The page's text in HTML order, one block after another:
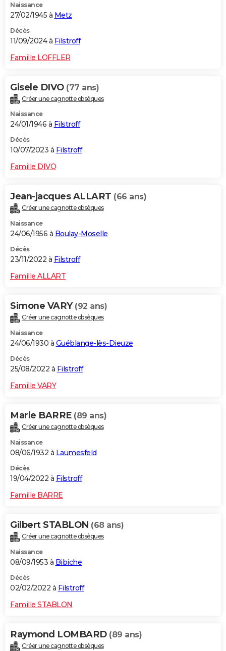
Naissance
27/02/1945 à Metz
Décès
11/09/2024 à Filstroff
Famille LOFFLER
Gisele DIVO (77 ans)
Créer une cagnotte obsèques
Naissance
24/01/1946 à Filstroff
Décès
10/07/2023 à Filstroff
Famille DIVO
Jean-jacques ALLART (66 ans)
Créer une cagnotte obsèques
Naissance
24/06/1956 à Boulay-Moselle
Décès
23/11/2022 à Filstroff
Famille ALLART
Simone VARY (92 ans)
Créer une cagnotte obsèques
Naissance
24/06/1930 à Guéblange-lès-Dieuze
Décès
25/08/2022 à Filstroff
Famille VARY
Marie BARRE (89 ans)
Créer une cagnotte obsèques
Naissance
08/06/1932 à Laumesfeld
Décès
19/04/2022 à Filstroff
Famille BARRE
Gilbert STABLON (68 ans)
Créer une cagnotte obsèques
Naissance
08/09/1953 à Bibiche
Décès
02/02/2022 à Filstroff
Famille STABLON
Raymond LOMBARD (89 ans)
Créer une cagnotte obsèques